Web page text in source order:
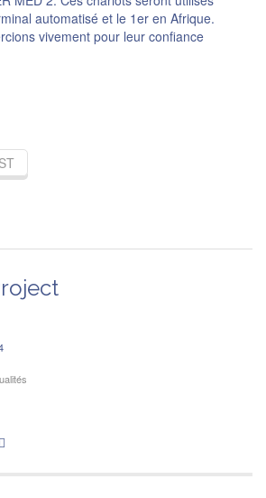
automatisé et le 1er en Afrique.
vivement pour leur confiance